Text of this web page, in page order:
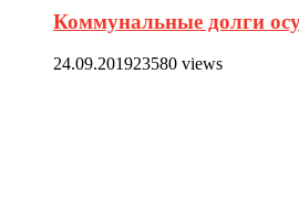
Коммунальные долги
24.09.201923580 views